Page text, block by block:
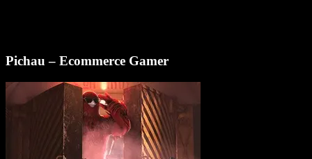
Pichau – Ecommerce Gamer